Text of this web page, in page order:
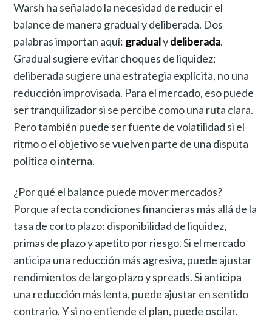
Warsh ha señalado la necesidad de reducir el
balance de manera gradual y deliberada. Dos
palabras importan aquí: gradualydeliberada.
Gradual sugiere evitar choques de liquidez;
deliberada sugiere una estrategia explícita, no una
reducción improvisada. Para el mercado, eso puede
ser tranquilizador si se percibe como una ruta clara.
Pero también puede ser fuente de volatilidad si el
ritmo o el objetivo se vuelven parte de una disputa
política o interna.
¿Por qué el balance puede mover mercados?
Porque afecta condiciones financieras más allá de la
tasa de corto plazo: disponibilidad de liquidez,
primas de plazo y apetito por riesgo. Si el mercado
anticipa una reducción más agresiva, puede ajustar
rendimientos de largo plazo y spreads. Si anticipa
una reducción más lenta, puede ajustar en sentido
contrario. Y si no entiende el plan, puede oscilar.